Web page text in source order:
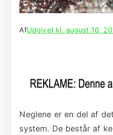
AfUdgivet kl. august 16,
Neglene er en del af
system. De består af